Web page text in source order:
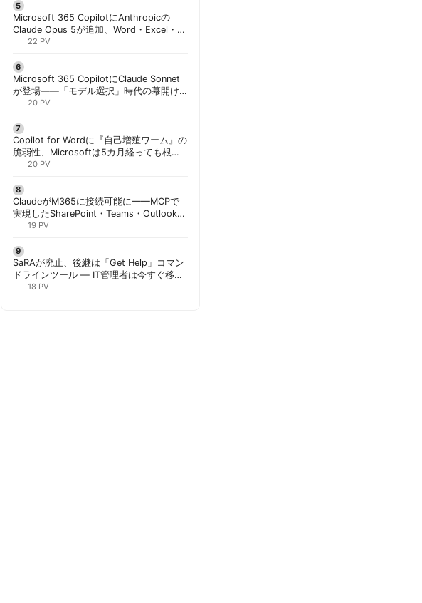
Microsoft 365 CopilotにAnthropicの
Claude Opus 5が追加、Word・Excel・
PowerPointで選択可能に | 胡田昌彦
22 PV
Microsoft 365 CopilotにClaude Sonnet
が登場——「モデル選択」時代の幕開け
と管理者が知るべき注意点 | 胡田昌彦
20 PV
Copilot for Wordに『自己増殖ワーム』の
脆弱性、Microsoftは5カ月経っても根本
対策できず | 胡田昌彦
20 PV
ClaudeがM365に接続可能に——MCPで
実現したSharePoint・Teams・Outlook連
携、セキュリティと実務への影響を読み
19 PV
SaRAが廃止、後継は「Get Help」コマン
ドラインツール — IT管理者は今すぐ移行
計画を | 胡田昌彦
18 PV